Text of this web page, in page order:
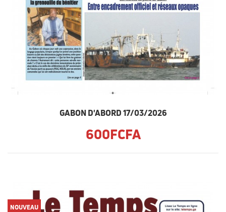
GABON D'ABORD 17/03/2026
600FCFA
NOUVEAU